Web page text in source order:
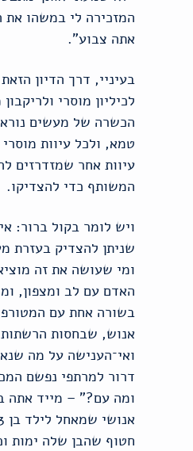
המזכירה לי במשהו את
אתה צבוע".
בעיניי, דרך הדיון
לכיליון מוסרי
הכשרה של מעשים
טמא, ולכל עיוות
עיוות אחר שמזדרזים
המשותף כדי להצדיקו.
ויש לומר בקול ברור:
שניתן להצדיק בעזרת
ומי שעושה את זה
האדם עם לב ומצפון,
בשורה אחת עם
אנוש, שבחסות
ואי־הענישה על מה
דרור למרתפי נפשם
ומה עם?" – מייד אתה
חטוף שהבן שלה ימות